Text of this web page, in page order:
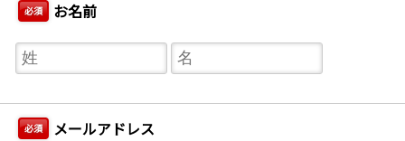
必須 お名前
必須 メールアドレス